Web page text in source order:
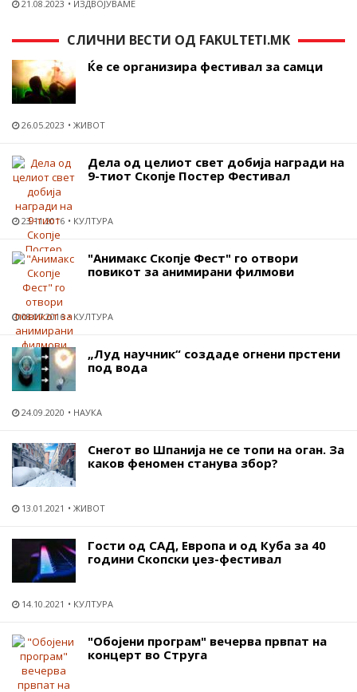
21.08.2023 ИЗДВОЈУВАМЕ
СЛИЧНИ ВЕСТИ ОД FAKULTETI.MK
Ќе се организира фестивал за самци
26.05.2023 ЖИВОТ
Дела од целиот свет добија награди на
9-тиот Скопје Постер Фестивал
23.11.2016 КУЛТУРА
"Анимакс Скопје Фест" го отвори
повикот за анимирани филмови
08.07.2016 КУЛТУРА
„Луд научник“ создаде огнени прстени
под вода
24.09.2020 НАУКА
Снегот во Шпанија не се топи на оган. За
каков феномен станува збор?
13.01.2021 ЖИВОТ
Гости од САД, Европа и од Куба за 40
години Скопски џез-фестивал
14.10.2021 КУЛТУРА
"Обојени програм" вечерва првпат на
концерт во Струга